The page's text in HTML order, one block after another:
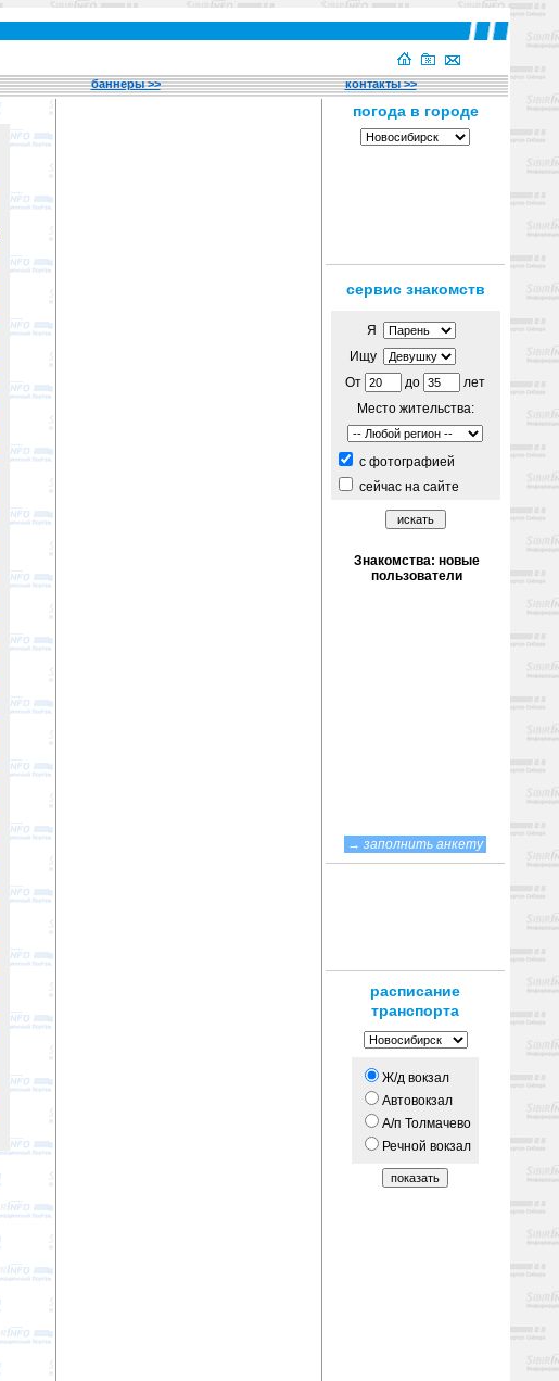
баннеры >> контакты >>
сервис знакомств
Я
Ищу
От
до
лет
Место жительства:
c фотографией
сейчас на сайте
→ заполнить анкету
расписание
транспорта
Ж/д вокзал
Автовокзал
А/п Толмачево
Речной вокзал